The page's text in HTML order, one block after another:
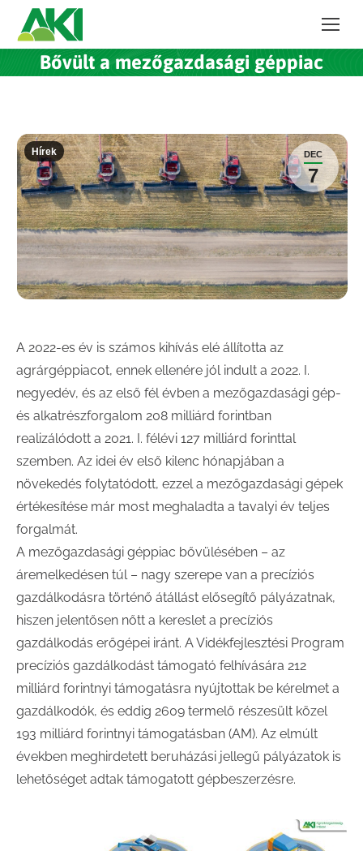
Bővült a mezőgazdasági géppiac
DEC
7
Hírek
A 2022-es év is számos kihívás elé állította az
agrárgéppiacot, ennek ellenére jól indult a 2022. I.
negyedév, és az első fél évben a mezőgazdasági gép-
és alkatrészforgalom 208 milliárd forintban
realizálódott a 2021. I. félévi 127 milliárd forinttal
szemben. Az idei év első kilenc hónapjában a
növekedés folytatódott, ezzel a mezőgazdasági gépek
értékesítése már most meghaladta a tavalyi év teljes
forgalmát.
A mezőgazdasági géppiac bővülésében – az
áremelkedésen túl – nagy szerepe van a precíziós
gazdálkodásra történő átállást elősegítő pályázatnak,
hiszen jelentősen nőtt a kereslet a precíziós
gazdálkodás erőgépei iránt. A Vidékfejlesztési Program
precíziós gazdálkodást támogató felhívására 212
milliárd forintnyi támogatásra nyújtottak be kérelmet a
gazdálkodók, és eddig 2609 termelő részesült közel
193 milliárd forintnyi támogatásban (AM). Az elmúlt
években meghirdetett beruházási jellegű pályázatok is
lehetőséget adtak támogatott gépbeszerzésre.